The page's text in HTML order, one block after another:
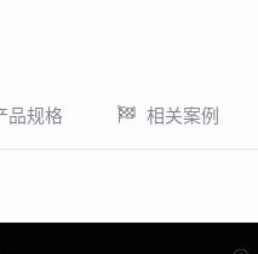
品规格 相关案例